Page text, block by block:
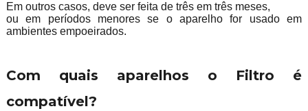
Em outros casos, deve ser feita de três em três meses,
ou em períodos menores se o aparelho for usado em
ambientes empoeirados.
Com quais aparelhos o Filtro é
compatível?